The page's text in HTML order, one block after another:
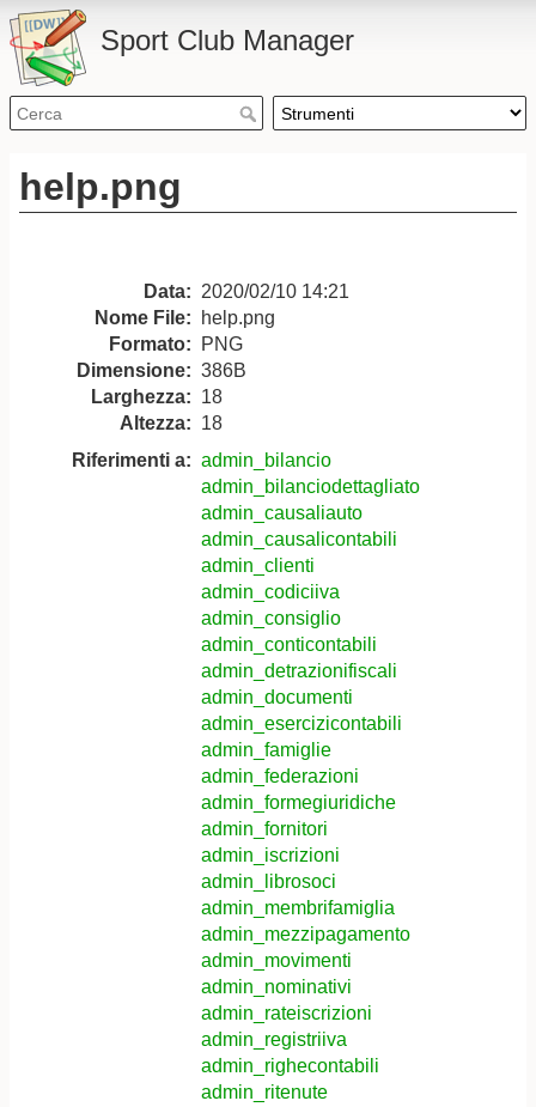
Sport Club Manager
help.png
Data: 2020/02/10 14:21
Nome File:
help.png
Formato:
PNG
Dimensione: 386B
Larghezza: 18
Altezza: 18
Riferimenti a: admin_bilancio
admin_bilanciodettagliato
admin_causaliauto
admin_causalicontabili
admin_clienti
admin_codiciiva
admin_consiglio
admin_conticontabili
admin_detrazionifiscali
admin_documenti
admin_esercizicontabili
admin_famiglie
admin_federazioni
admin_formegiuridiche
admin_fornitori
admin_iscrizioni
admin_librosoci
admin_membrifamiglia
admin_mezzipagamento
admin_movimenti
admin_nominativi
admin_rateiscrizioni
admin_registriiva
admin_righecontabili
admin_ritenute